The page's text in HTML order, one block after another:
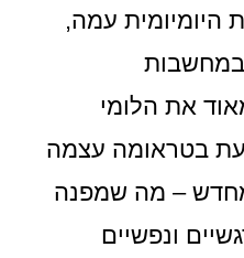
היומיומית עמה,
במחשבות
את הלומי
בטראומה עצמה
מחדש – מה שמפנה
ונפשיים